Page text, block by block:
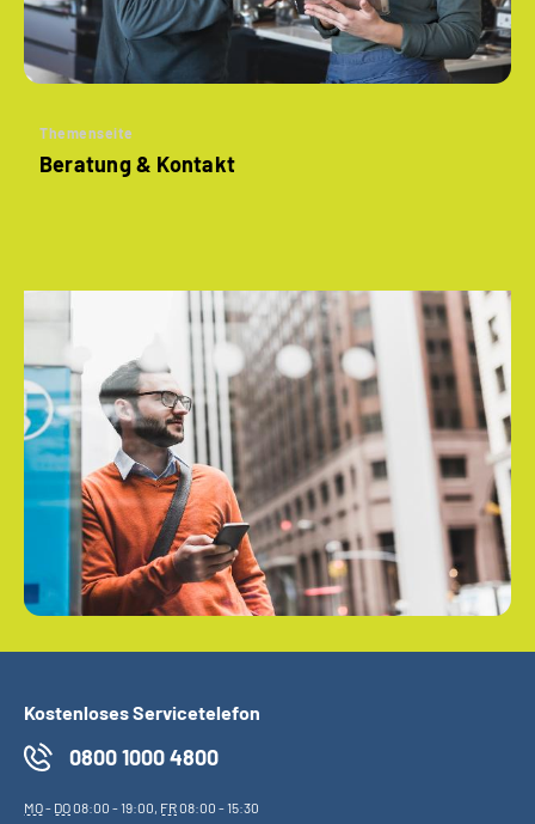
Themenseite
Beratung & Kontakt
Kostenloses Servicetelefon
0800 1000 4800
MO- DO08:00 - 19:00, FR08:00 - 15:30